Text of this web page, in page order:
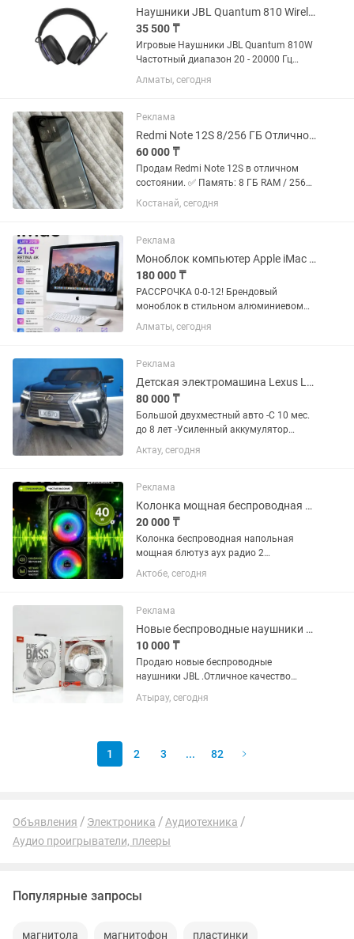
Наушники JBL Quantum 810 Wireless
35 500 ₸
Игровые Наушники JBL Quantum 810W
Частотный диапазон 20 - 20000 Гц
Сопротивление 32 Ом
Чувствительность 95 дБ Беспроводные
- закрытого типа Шумоподавление -...
Алматы, сегодня
Реклама
Redmi Note 12S 8/256 ГБ Отличное состояние AMOLED 108 Мп
60 000 ₸
Продам Redmi Note 12S в отличном
состоянии. ✅ Память: 8 ГБ RAM / 256
ГБ ROM ✅ AMOLED-экран яркий, без
битых пикселей ✅ Камера 108 Мп ✅
работают без нареканий:...
Костанай, сегодня
Реклама
Моноблок компьютер Apple iMac 21.5 Тонкий! Дисплей 4K! Полный комплект!
180 000 ₸
РАССРОЧКА 0-0-12! Брендовый
моноблок в стильном алюминиевом
корпусе от Apple с ярким дисплеем и
шикарной акустикой! - Бренд: Apple
(Quad-Core) Intel®Core™i5...
Алматы, сегодня
Реклама
Детская электромашина Lexus LX570
80 000 ₸
Большой двухместный авто -С 10 мес.
до 8 лет -Усиленный аккумулятор
(двойной) -Батарею можно заряжать
отдельно -4WD (4 мотора, полный
имитация работы двигателя и звука...
Актау, сегодня
Реклама
Колонка мощная беспроводная встроенная светомузыка высота 82см
20 000 ₸
Колонка беспроводная напольная
мощная блютуз аух радио 2
микрофона караоке встроенная
светомузыка скидка один день 20000
Актобе, сегодня
Реклама
Новые беспроводные наушники JBL Tune 510BT
10 000 ₸
Продаю новые беспроводные
наушники JBL .Отличное качество
время работы от аккумулятора,
Атырау, сегодня
1 2 3 ... 82
Объявления Электроника
Аудиотехника
Аудио проигрыватели, плееры
Популярные запросы
магнитола магнитофон пластинки